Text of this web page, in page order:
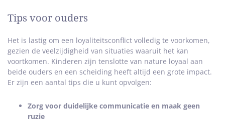
Tips voor ouders
Het is lastig om een loyaliteitsconflict volledig te voorkomen,
gezien de veelzijdigheid van situaties waaruit het kan
voortkomen. Kinderen zijn tenslotte van nature loyaal aan
beide ouders en een scheiding heeft altijd een grote impact.
Er zijn een aantal tips die u kunt opvolgen:
Zorg voor duidelijke communicatie en maak geen
ruzie